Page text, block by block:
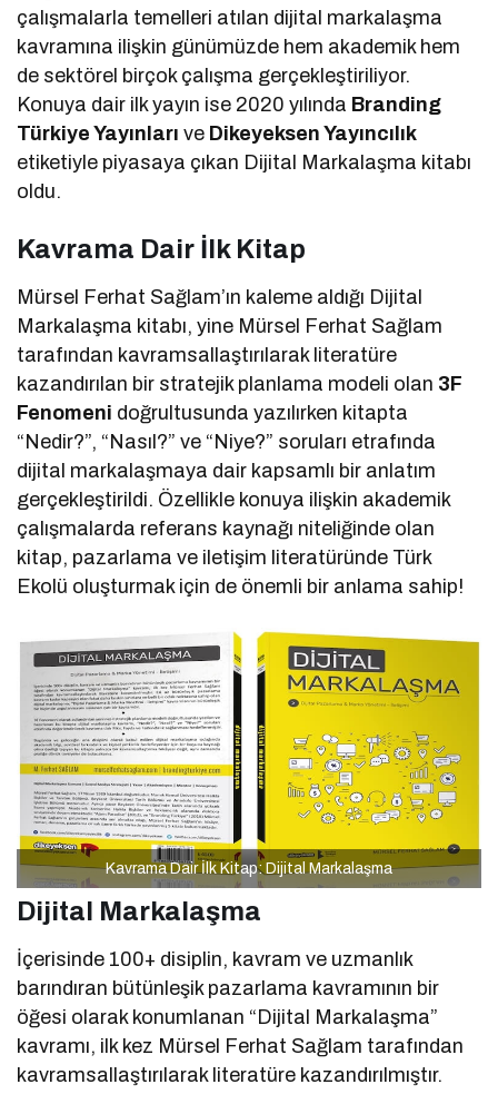
çalışmalarla temelleri atılan dijital markalaşma
kavramına ilişkin günümüzde hem akademik hem
de sektörel birçok çalışma gerçekleştiriliyor.
Konuya dair ilk yayın ise 2020 yılında Branding
Türkiye Yayınları ve Dikeyeksen Yayıncılık
etiketiyle piyasaya çıkan Dijital Markalaşma kitabı
oldu.
Kavrama Dair İlk Kitap
Mürsel Ferhat Sağlam’ın kaleme aldığı Dijital
Markalaşma kitabı, yine Mürsel Ferhat Sağlam
tarafından kavramsallaştırılarak literatüre
kazandırılan bir stratejik planlama modeli olan 3F
Fenomeni doğrultusunda yazılırken kitapta
“Nedir?”, “Nasıl?” ve “Niye?” soruları etrafında
dijital markalaşmaya dair kapsamlı bir anlatım
gerçekleştirildi. Özellikle konuya ilişkin akademik
çalışmalarda referans kaynağı niteliğinde olan
kitap, pazarlama ve iletişim literatüründe Türk
Ekolü oluşturmak için de önemli bir anlama sahip!
Kavrama Dair İlk Kitap: Dijital Markalaşma
Dijital Markalaşma
İçerisinde 100+ disiplin, kavram ve uzmanlık
barındıran bütünleşik pazarlama kavramının bir
öğesi olarak konumlanan “Dijital Markalaşma”
kavramı, ilk kez Mürsel Ferhat Sağlam tarafından
kavramsallaştırılarak literatüre kazandırılmıştır.